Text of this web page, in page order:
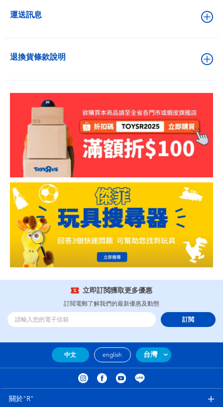
運送訊息
退換貨條款說明
立即訂閲獲取更多優惠
訂閲電郵了解我們的最新優惠及動態
訂閲
中文 english 台灣
關於"R"